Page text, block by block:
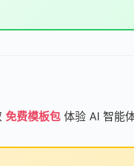
免费模板包 体验 AI 智能